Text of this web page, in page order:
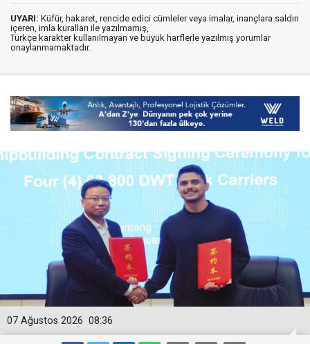
UYARI: Küfür, hakaret, rencide edici cümleler veya imalar, inançlara saldırı
içeren, imla kuralları ile yazılmamış,
Türkçe karakter kullanılmayan ve büyük harflerle yazılmış yorumlar
onaylanmamaktadır.
08:36
07 Ağustos 2026